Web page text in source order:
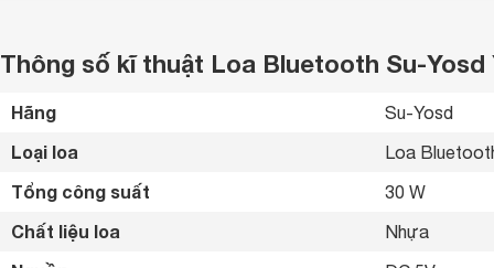
Thông số kĩ thuật Loa Bluetooth Su-Yosd
Hãng Su-Yosd
Loại loa Loa
Tổng công suất 30 W
Chất liệu loa Nhựa